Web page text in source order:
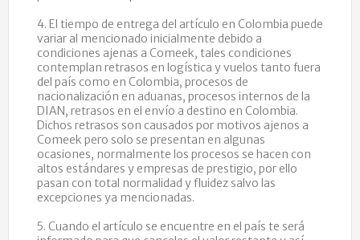
4. El tiempo de entrega del artículo en Colombia puede
variar al mencionado inicialmente debido a
condiciones ajenas a Comeek, tales condiciones
contemplan retrasos en logística y vuelos tanto fuera
del país como en Colombia, procesos de
nacionalización en aduanas, procesos internos de la
DIAN, retrasos en el envío a destino en Colombia.
Dichos retrasos son causados por motivos ajenos a
Comeek pero solo se presentan en algunas
ocasiones, normalmente los procesos se hacen con
altos estándares y empresas de prestigio, por ello
pasan con total normalidad y fluidez salvo las
excepciones ya mencionadas.
5. Cuando el artículo se encuentre en el país te será